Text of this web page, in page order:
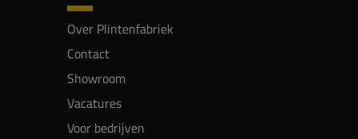
Over Plintenfabriek
Contact
Showroom
Vacatures
Voor bedrijven